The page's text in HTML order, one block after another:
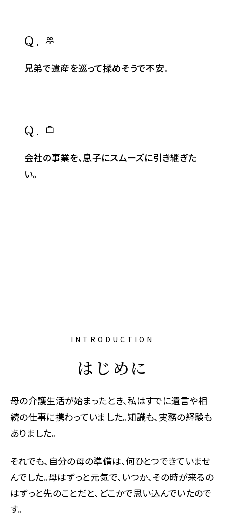
Q.
兄弟で遺産を巡って揉めそうで不安。
Q.
会社の事業を、息子にスムーズに引き継ぎた
い。
INTRODUCTION
はじめに
母の介護生活が始まったとき、私はすでに遺言や相
続の仕事に携わっていました。知識も、実務の経験も
ありました。
それでも、自分の母の準備は、何ひとつできていませ
んでした。母はずっと元気で、いつか、その時が来るの
はずっと先のことだと、どこかで思い込んでいたので
す。